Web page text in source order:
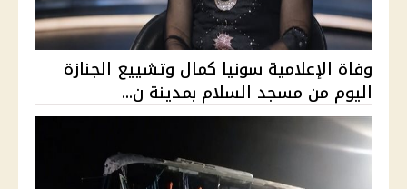
وفاة الإعلامية سونيا كمال وتشييع الجنازة
اليوم من مسجد السلام بمدينة ن...